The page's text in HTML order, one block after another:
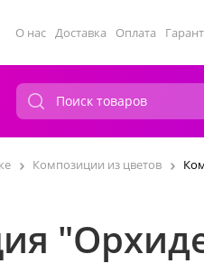
О нас Доставка Оплата
Композиции из цветов